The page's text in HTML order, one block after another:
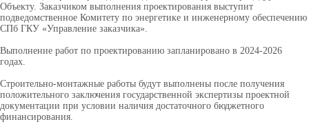
Объекту. Заказчиком выполнения проектирования выступит
подведомственное Комитету по энергетике и инженерному обеспечению
СПб ГКУ «Управление заказчика».
Выполнение работ по проектированию запланировано в 2024-2026
годах.
Строительно-монтажные работы будут выполнены после получения
положительного заключения государственной экспертизы проектной
документации при условии наличия достаточного бюджетного
финансирования.